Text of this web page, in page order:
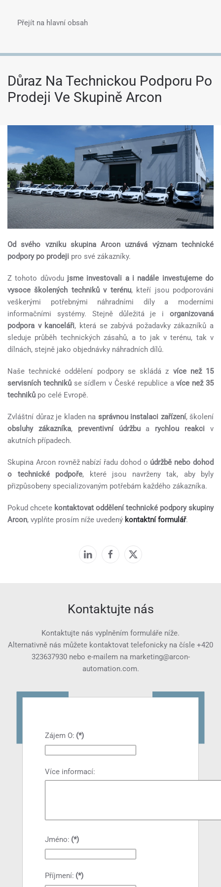
Přejít na hlavní obsah
Důraz Na Technickou Podporu Po
Prodeji Ve Skupině Arcon
Od svého vzniku skupina Arcon uznává význam technické
podpory po prodeji pro své zákazníky.
Z tohoto důvodu jsme investovali a i nadále investujeme do
vysoce školených techniků v terénu, kteří jsou podporováni
veškerými potřebnými náhradními díly a moderními
informačními systémy. Stejně důležitá je i organizovaná
podpora v kanceláři, která se zabývá požadavky zákazníků a
sleduje průběh technických zásahů, a to jak v terénu, tak v
dílnách, stejně jako objednávky náhradních dílů.
Naše technické oddělení podpory se skládá z více než 15
servisních technikůse sídlem v České republice avíce než 35
techniků po celé Evropě.
Zvláštní důraz je kladen na správnou instalaci zařízení, školení
obsluhy zákazníka, preventivní údržbua rychlou reakci v
akutních případech.
Skupina Arcon rovněž nabízí řadu dohod o údržbě nebo dohod
o technické podpoře, které jsou navrženy tak, aby byly
přizpůsobeny specializovaným potřebám každého zákazníka.
Pokud chcete kontaktovat oddělení technické podpory skupiny
Arcon, vyplňte prosím níže uvedený kontaktní formulář.
Kontaktujte nás
Kontaktujte nás vyplněním formuláře níže.
Alternativně nás můžete kontaktovat telefonicky na čísle +420
323637930nebo e-mailem na marketing@arcon-
automation.com.
Zájem O: (*)
Více informací:
Jméno: (*)
Příjmení: (*)